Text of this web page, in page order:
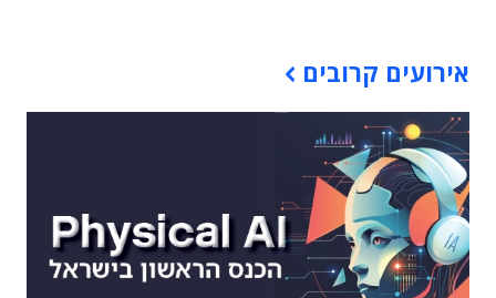
אירועים קרובים